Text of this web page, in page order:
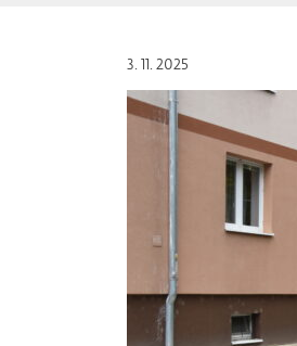
3. 11. 2025